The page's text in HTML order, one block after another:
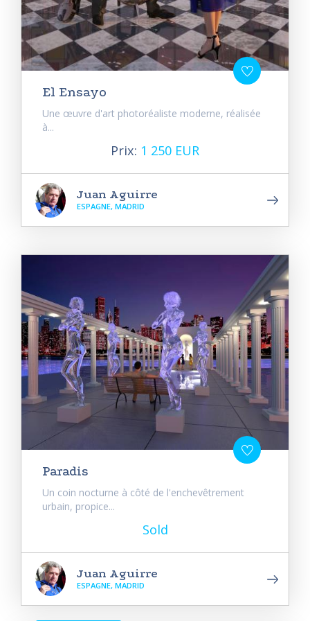
El Ensayo
Une œuvre d'art photoréaliste moderne, réalisée
à...
Prix: 1 250 EUR
Juan Aguirre
ESPAGNE, MADRID
Paradis
Un coin nocturne à côté de l'enchevêtrement
urbain, propice...
Sold
Juan Aguirre
ESPAGNE, MADRID